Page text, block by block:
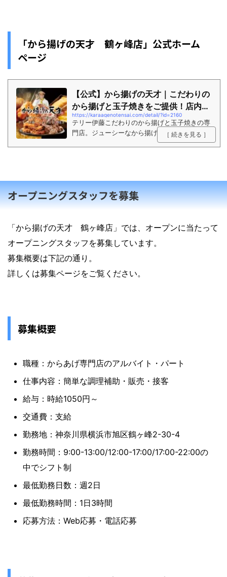
「から揚げの天才 鶴ヶ峰店」公式ホーム
ページ
【公式】から揚げの天才｜こだわりの
から揚げと玉子焼きをご提供！店内は
もちろん...
https://karaagenotensai.com/detail/?id=2160
テリー伊藤こだわりのから揚げと玉子焼きの専
門店。ジューシーなから揚げとほんのり甘い玉
子焼きを、がっつり定食ランチやハイボールと
［ 続きを見る ］
オープニングスタッフを募集
「から揚げの天才 鶴ヶ峰店」では、オープンに当たって
オープニングスタッフを募集しています。
募集概要は下記の通り。
詳しくは募集ページをご覧ください。
募集概要
職種：からあげ専門店のアルバイト・パート
仕事内容：簡単な調理補助・販売・接客
給与：時給1050円～
交通費：支給
勤務地：神奈川県横浜市旭区鶴ヶ峰2-30-4
勤務時間：9:00-13:00/12:00-17:00/17:00-22:00の
中でシフト制
最低勤務日数：週2日
最低勤務時間：1日3時間
応募方法：Web応募・電話応募